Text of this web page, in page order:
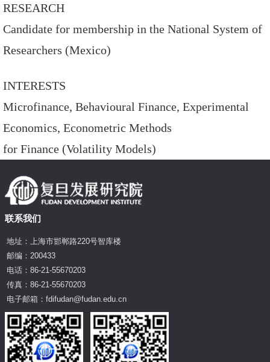
RESEARCH
Candidate for membership in the National System of
Researchers (Mexico)
INTERESTS
Microfinance, Behavioural Finance, Experimental
Economics, Econometric Methods
for Finance (Volatility Models)
联系我们
地址：上海市邯郸路220号智库楼
邮编：200433
电话：86-21-55670203
传真：86-21-55670203
电子邮箱：fdifudan@fudan.edu.cn